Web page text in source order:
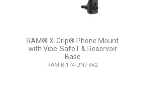
RAM® X-Grip® Phone Mount
with Vibe-SafeT & Reservoir
Base
RAM-B-174-UN7-462